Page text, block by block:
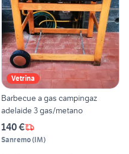
Vetrina
Barbecue a gas campingaz
adelaide 3 gas/metano
140 €
Sanremo(IM)